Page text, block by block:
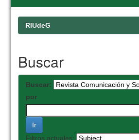
RIUdeG
Buscar
Buscar:
por
Filtros actuales: